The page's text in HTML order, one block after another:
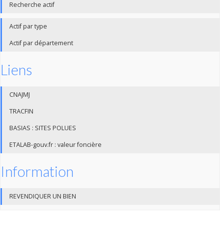
Recherche actif
Actif par type
Actif par département
Liens
CNAJMJ
TRACFIN
BASIAS : SITES POLUES
ETALAB-gouv.fr : valeur foncière
Information
REVENDIQUER UN BIEN